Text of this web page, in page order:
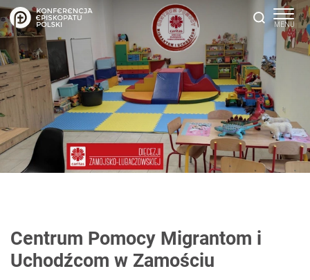
Centrum Pomocy Migrantom i
Uchodźcom w Zamościu